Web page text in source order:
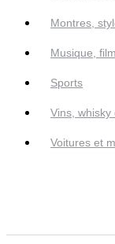
Montres,
Musique,
Sports
Vins, whisky
Voitures et